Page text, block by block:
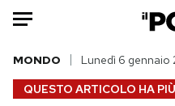
HOME
QUESTO ARTICOLO HA
MONDO Lunedì 6 gennaio